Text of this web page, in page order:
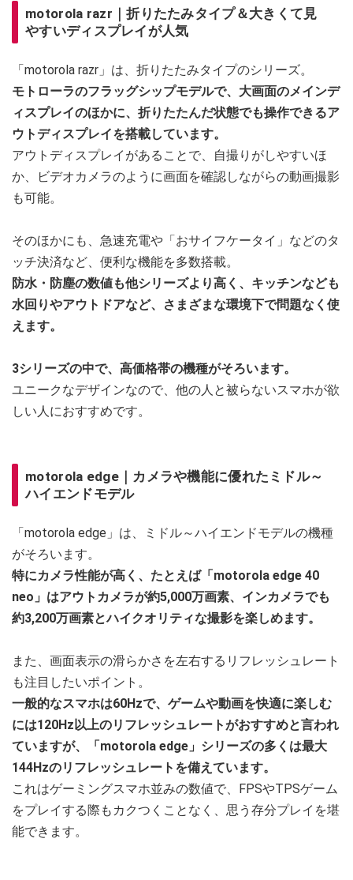
motorola razr｜折りたたみタイプ＆大きくて見
やすいディスプレイが人気
「motorola razr」は、折りたたみタイプのシリーズ。
モトローラのフラッグシップモデルで、大画面のメインデ
ィスプレイのほかに、折りたたんだ状態でも操作できるア
ウトディスプレイを搭載しています。
アウトディスプレイがあることで、自撮りがしやすいほ
か、ビデオカメラのように画面を確認しながらの動画撮影
も可能。
そのほかにも、急速充電や「おサイフケータイ」などのタ
ッチ決済など、便利な機能を多数搭載。
防水・防塵の数値も他シリーズより高く、キッチンなども
水回りやアウトドアなど、さまざまな環境下で問題なく使
えます。
3シリーズの中で、高価格帯の機種がそろいます。
ユニークなデザインなので、他の人と被らないスマホが欲
しい人におすすめです。
motorola edge｜カメラや機能に優れたミドル～
ハイエンドモデル
「motorola edge」は、ミドル～ハイエンドモデルの機種
がそろいます。
特にカメラ性能が高く、たとえば「motorola edge 40
neo」はアウトカメラが約5,000万画素、インカメラでも
約3,200万画素とハイクオリティな撮影を楽しめます。
また、画面表示の滑らかさを左右するリフレッシュレート
も注目したいポイント。
一般的なスマホは60Hzで、ゲームや動画を快適に楽しむ
には120Hz以上のリフレッシュレートがおすすめと言われ
ていますが、「motorola edge」シリーズの多くは最大
144Hzのリフレッシュレートを備えています。
これはゲーミングスマホ並みの数値で、FPSやTPSゲーム
をプレイする際もカクつくことなく、思う存分プレイを堪
能できます。